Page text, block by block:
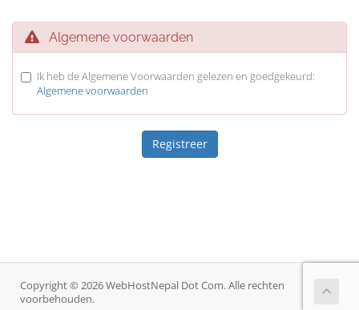
Algemene voorwaarden
Ik heb de Algemene Voorwaarden gelezen en goedgekeurd:
Algemene voorwaarden
Copyright © 2026 WebHostNepal Dot Com. Alle rechten
voorbehouden.